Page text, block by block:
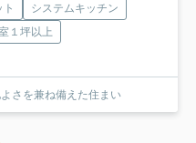
システムキッチン
１坪以上
さを兼ね備えた住まい